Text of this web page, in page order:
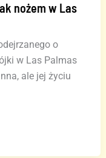
nożem w Las
o
w Las Palmas
ale jej życiu